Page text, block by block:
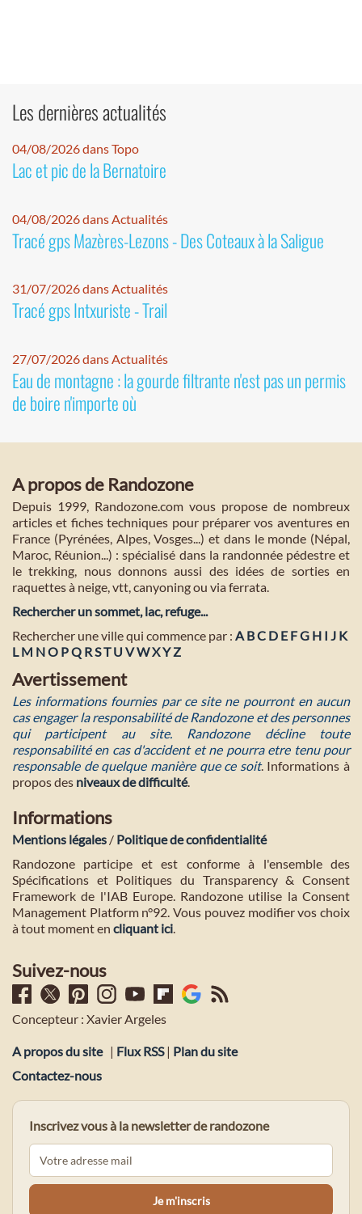
Les dernières actualités
04/08/2026 dans Topo
Lac et pic de la Bernatoire
04/08/2026 dans Actualités
Tracé gps Mazères-Lezons - Des Coteaux à la Saligue
31/07/2026 dans Actualités
Tracé gps Intxuriste - Trail
27/07/2026 dans Actualités
Eau de montagne : la gourde filtrante n'est pas un permis
de boire n'importe où
A propos de Randozone
Depuis 1999, Randozone.com vous propose de nombreux
articles et fiches techniques pour préparer vos aventures en
France (Pyrénées, Alpes, Vosges...) et dans le monde (Népal,
Maroc, Réunion...) : spécialisé dans la randonnée pédestre et
le trekking, nous donnons aussi des idées de sorties en
raquettes à neige, vtt, canyoning ou via ferrata.
Rechercher un sommet, lac, refuge...
Rechercher une ville qui commence par : A BC D E FG H I J K
L M NO PQ R ST U VWXY Z
Avertissement
Les informations fournies par ce site ne pourront en aucun
cas engager la responsabilité de Randozone et des personnes
qui participent au site. Randozone décline toute
responsabilité en cas d'accident et ne pourra etre tenu pour
responsable de quelque manière que ce soit. Informations à
propos des niveaux de difficulté.
Informations
Mentions légales / Politique de confidentialité
Randozone participe et est conforme à l'ensemble des
Spécifications et Politiques du Transparency & Consent
Framework de l'IAB Europe. Randozone utilise la Consent
Management Platform n°92. Vous pouvez modifier vos choix
à tout moment en cliquant ici
Suivez-nous
Concepteur : Xavier Argeles
A propos du site | Flux RSS| Plan du site
Contactez-nous
Inscrivez vous à la newsletter de randozone